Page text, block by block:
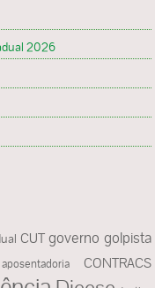
2026
CUT governo golpista
aposentadoria CONTRACS